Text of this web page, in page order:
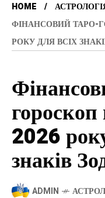
HOME
ФІНАНСОВИЙ ТАРО-
РОКУ ДЛЯ ВСІХ
2026
знаків
ADMIN